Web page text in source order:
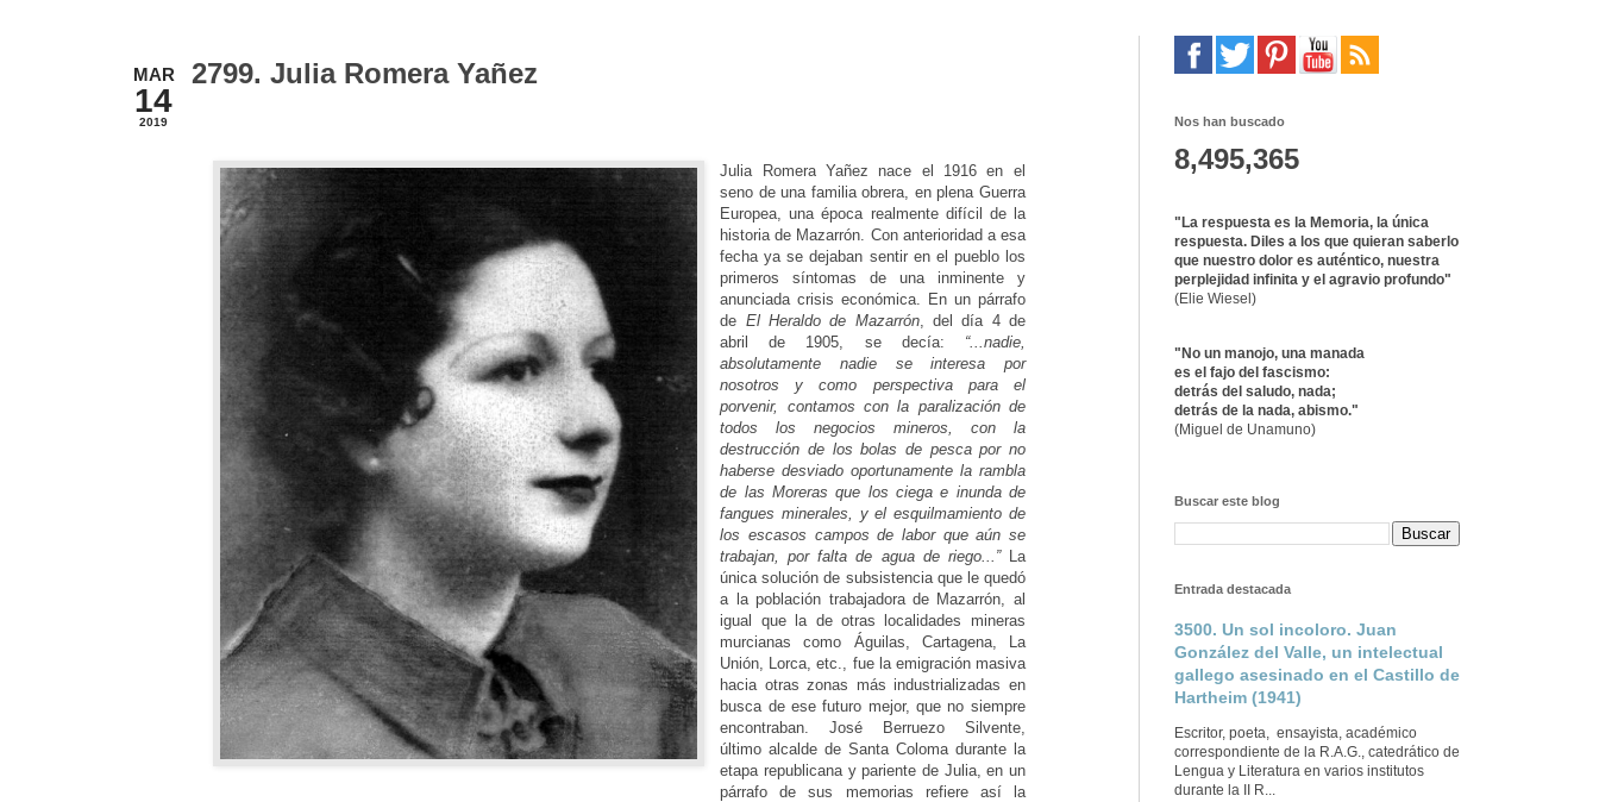
MAR
14
2019
2799. Julia Romera Yañez
Julia RomeraYañez nace el 1916 en el
seno de una familia obrera, en plena Guerra
Europea, una época realmente difícil de la
historia de Mazarrón. Con anterioridad a esa
fecha ya se dejaban sentir en el pueblo los
primeros síntomas de una inminente y
anunciada crisis económica. En un párrafo
de El Heraldo de Mazarrón, del día 4 de
abril de 1905, se decía:
“...nadie,
absolutamente nadie se interesa por
nosotros y como perspectiva para el
porvenir, contamos con la paralización de
todos los negocios mineros, con la
destrucción de los bolas de pesca por no
haberse desviado oportunamente la rambla
de las Moreras que los ciega e inunda de
fangues minerales, y el esquilmamiento de
los escasos campos de labor que aún se
trabajan, por falta de agua de riego...”La
única solución de subsistencia que le quedó
a la población trabajadora de Mazarrón, al
igual que la de otras localidades mineras
murcianas como Águilas, Cartagena, La
Unión, Lorca, etc., fue la emigración masiva
hacia otras zonas más industrializadas en
busca de ese futuro mejor, que no siempre
encontraban. José Berruezo Silvente,
último alcalde de Santa Coloma durante la
etapa republicana y pariente de Julia, en un
párrafo de sus memorias refiere así la
Nos han buscado
8,495,365
"La respuesta es la Memoria, la única
respuesta. Diles a los que quieran saberlo
que nuestro dolor es auténtico, nuestra
perplejidad infinita y el agravio profundo"
(Elie Wiesel)
"No un manojo, una manada
es el fajo del fascismo:
detrás del saludo, nada;
detrás de la nada, abismo."
(Miguel de Unamuno)
Buscar este blog
Entrada destacada
3500. Un sol incoloro. Juan
González del Valle, un intelectual
gallego asesinado en el Castillo de
Hartheim (1941)
Escritor, poeta, ensayista, académico
correspondiente de la R.A.G., catedrático de
Lengua y Literatura en varios institutos
durante la II R...